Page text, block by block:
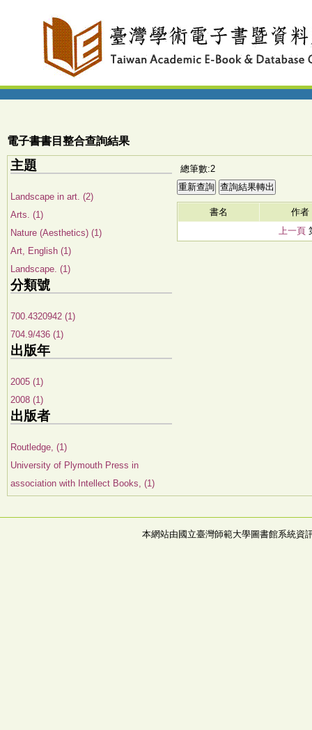
電子書書目整合查詢結果
主題
Landscape in art. (2)
Arts. (1)
Nature (Aesthetics) (1)
Art, English (1)
Landscape. (1)
分類號
700.4320942 (1)
704.9/436 (1)
出版年
2005 (1)
2008 (1)
出版者
Routledge, (1)
University of Plymouth Press in
association with Intellect Books, (1)
總筆數:2
書名
作者
上一頁
本網站由國立臺灣師範大學圖書館系統資